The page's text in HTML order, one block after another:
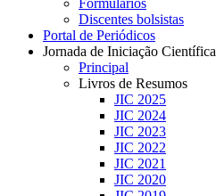
Formulários
Discentes bolsistas
Portal de Periódicos
Jornada de Iniciação Científica
Principal
Livros de Resumos
JIC 2025
JIC 2024
JIC 2023
JIC 2022
JIC 2021
JIC 2020